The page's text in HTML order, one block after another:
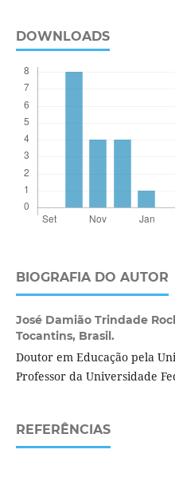
DOWNLOADS
BIOGRAFIA DO AUTOR
José Damião Trindade
Tocantins, Brasil.
Doutor em Educação pela
Professor da Universidade
REFERÊNCIAS